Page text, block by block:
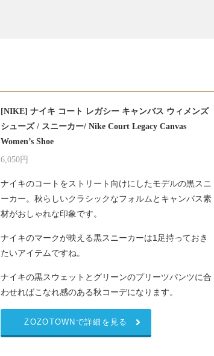
[NIKE] ナイキ コート レガシー キャンバス ウィメンズ
シューズ / スニーカー/ Nike Court Legacy Canvas
Women’s Shoe
6,050円
ナイキのコートをストリート向けにしたモデルの黒スニ
ーカー。秋らしいクラシックなフォルムとキャンバス素
材がおしゃれな印象です。
ナイキのマークが映える黒スニーカーは1足持っておき
たいアイテムですね。
ナイキの黒スウェットとグリーンのプリーツパンツに合
わせればこなれ感のある秋コーデになります。
ZOZOTOWNで詳細を見る